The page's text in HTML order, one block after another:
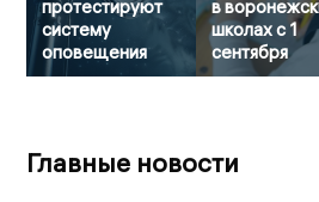
протестируют
систему
оповещения
в
школах с 1
сентября
Главные новости